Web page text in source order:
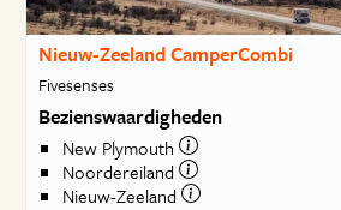
Nieuw-Zeeland CamperCombi
Fivesenses
Bezienswaardigheden
New Plymouth
Noordereiland
Nieuw-Zeeland